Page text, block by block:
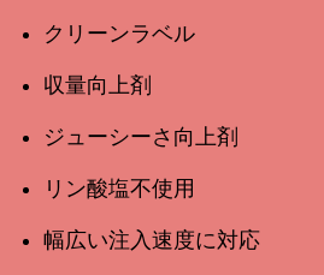
クリーンラベル
収量向上剤
ジューシーさ向上剤
リン酸塩不使用
幅広い注入速度に対応